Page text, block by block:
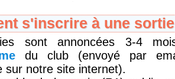
s'inscrire à une
sont annoncées 3-4
du club (envoyé par
sur notre site internet).